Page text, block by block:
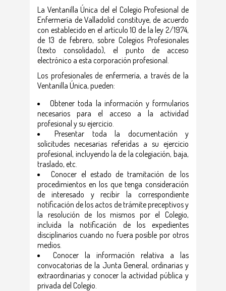
La Ventanilla Única del el Colegio Profesional de
Enfermería de Valladolid constituye, de acuerdo
con establecido en el artículo 10 de la ley 2/1974,
de 13 de febrero, sobre Colegios Profesionales
(texto consolidado), el punto de acceso
electrónico a esta corporación profesional.
Los profesionales de enfermería, a través de la
Ventanilla Única, pueden:
Obtener toda la información y formularios
necesarios para el acceso a la actividad
profesional y su ejercicio.
Presentar toda la documentación y
solicitudes necesarias referidas a su ejercicio
profesional, incluyendo la de la colegiación, baja,
traslado, etc.
Conocer el estado de tramitación de los
procedimientos en los que tenga consideración
de interesado y recibir la correspondiente
notificación de los actos de trámite preceptivos y
la resolución de los mismos por el Colegio,
incluida la notificación de los expedientes
disciplinarios cuando no fuera posible por otros
medios.
Conocer la información relativa a las
convocatorias de la Junta General, ordinarias y
extraordinarias y conocer la actividad pública y
privada del Colegio.